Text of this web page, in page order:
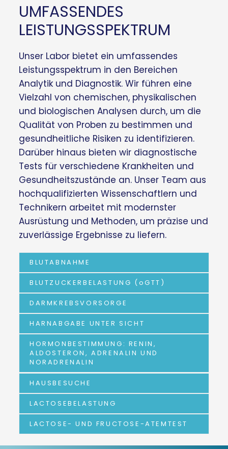
UMFASSENDES
LEISTUNGSSPEKTRUM
Unser Labor bietet ein umfassendes
Leistungsspektrum in den Bereichen
Analytik und Diagnostik. Wir führen eine
Vielzahl von chemischen, physikalischen
und biologischen Analysen durch, um die
Qualität von Proben zu bestimmen und
gesundheitliche Risiken zu identifizieren.
Darüber hinaus bieten wir diagnostische
Tests für verschiedene Krankheiten und
Gesundheitszustände an. Unser Team aus
hochqualifizierten Wissenschaftlern und
Technikern arbeitet mit modernster
Ausrüstung und Methoden, um präzise und
zuverlässige Ergebnisse zu liefern.
BLUTABNAHME
BLUTZUCKERBELASTUNG (oGTT)
DARMKREBSVORSORGE
HARNABGABE UNTER SICHT
HORMONBESTIMMUNG: RENIN,
ALDOSTERON, ADRENALIN UND
NORADRENALIN
HAUSBESUCHE
LACTOSEBELASTUNG
LACTOSE- UND FRUCTOSE-ATEMTEST